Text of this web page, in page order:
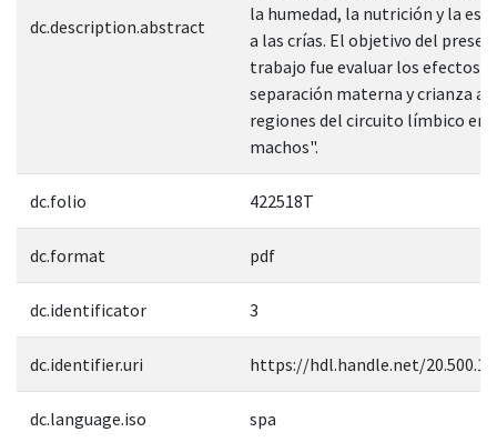
dc.description.abstract
la humedad, la nutrición y la
a las crías. El objetivo del
trabajo fue evaluar los efectos
separación materna y crianza
regiones del circuito límbico en
machos".
dc.folio 422518T
dc.format pdf
dc.identificator 3
dc.identifier.uri https://hdl.handle.net/
dc.language.iso spa